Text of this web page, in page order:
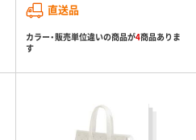
直送品
カラー・販売単位違いの商品が4商品ありま
す